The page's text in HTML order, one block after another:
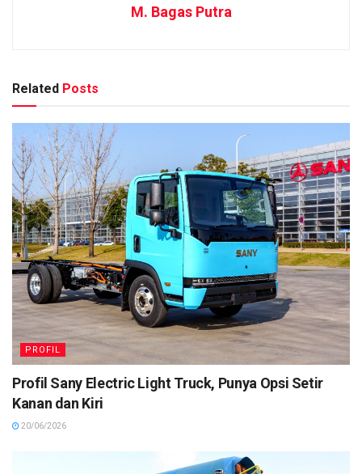
M. Bagas Putra
Related Posts
PROFIL
Profil Sany Electric Light Truck, Punya Opsi Setir
Kanan dan Kiri
20/06/2026